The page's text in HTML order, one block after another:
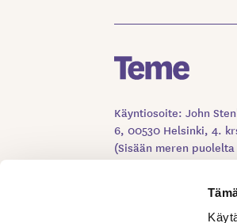
Käyntiosoite: John
6, 00530 Helsinki, 4.
(Sisään meren puolelta
Kuljetusliittojen ovesta)
VALMISTAUDU